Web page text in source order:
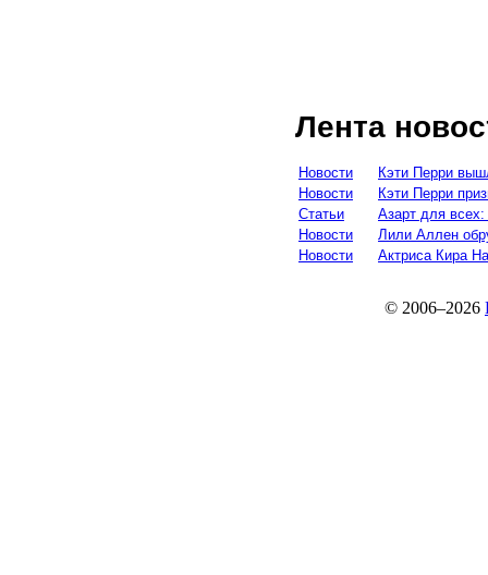
Лента
Новости
Кэти Перри
Новости
Кэти Перри
Статьи
Азарт для
Новости
Лили Аллен
Новости
Актриса Кира
© 2006–2026